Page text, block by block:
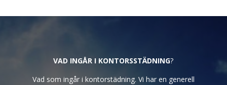
VAD INGÅR I KONTORSSTÄDNING?
Vad som ingår i kontorstädning. Vi har en generell